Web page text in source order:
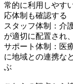
常的に利用しやす
応体制も確認する
スタッフ体制：介
が適切に配置され
サポート体制：医
に地域との連携な
ぶ